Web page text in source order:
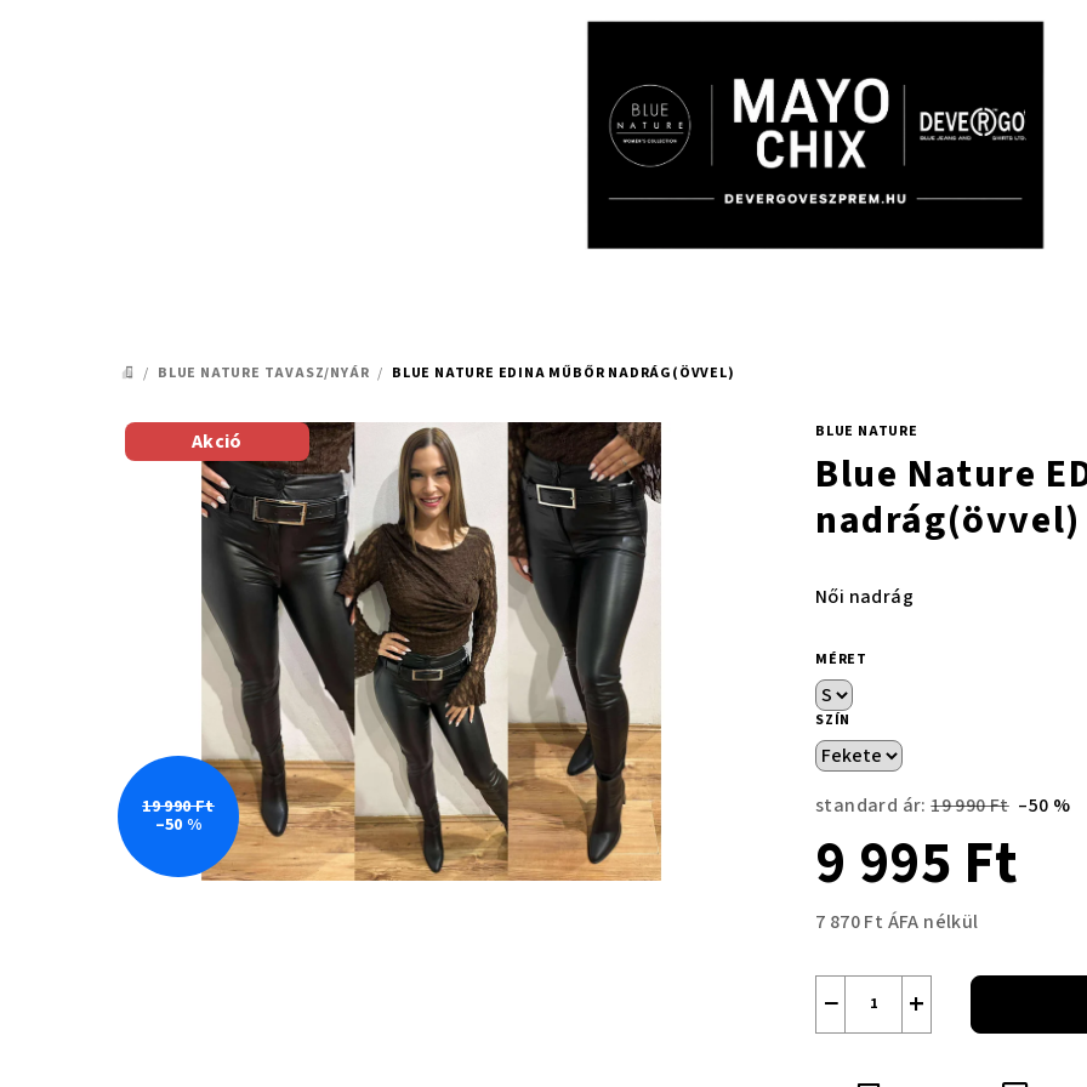
KEZDŐLAP
/ BLUE NATURE TAVASZ/NYÁR / BLUE NATURE EDINA MŰBŐR NADRÁG(ÖVVEL)
BLUE NATURE
Blue Nature
nadrág(övvel)
Női nadrág
MÉRET
SZÍN
standard ár: 19 990 Ft –50 %
9 995 Ft
7 870 Ft ÁFA nélkül
+
−
Akció
19 990 Ft
–50 %